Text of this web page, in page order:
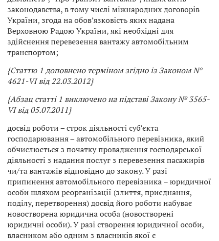
законодавства, в тому числі міжнародних договорів
України, згода на обов’язковість яких надана
Верховною Радою України, які необхідні для
здійснення перевезення вантажу автомобільним
транспортом;
{Статтю 1 доповнено терміном згідно із Законом №
4621-VI від 22.03.2012}
{Абзац статті 1 виключено на підставі Закону № 3565-
VI від 05.07.2011}
досвід роботи – строк діяльності суб’єкта
господарювання – автомобільного перевізника, який
обчислюється з початку провадження господарської
діяльності з надання послуг з перевезення пасажирів
чи/та вантажів відповідно до закону. У разі
припинення автомобільного перевізника – юридичної
особи шляхом реорганізації (злиття, приєднання,
поділу, перетворення) досвід його роботи набуває
новостворена юридична особа (новостворені
юридичні особи). У разі створення юридичної особи,
власником або одним з власників якої є